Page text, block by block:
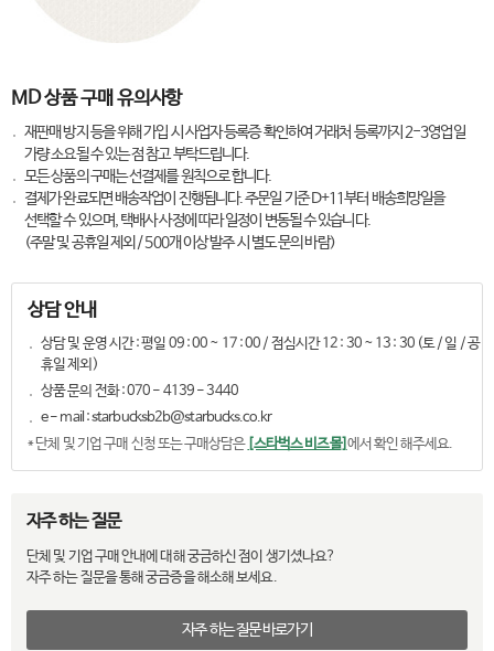
MD 상품 구매 유의사항
재판매 방지 등을 위해 가입 시 사업자 등록증 확인하여 거래처 등록까지 2-3영업일
가량 소요될 수 있는 점 참고 부탁드립니다.
모든 상품의 구매는 선결제를 원칙으로 합니다.
결제가 완료되면 배송작업이 진행됩니다. 주문일 기준 D+11부터 배송희망일을
선택할 수 있으며, 택배사 사정에 따라 일정이 변동될 수 있습니다.
(주말 및 공휴일 제외 / 500개 이상 발주 시 별도 문의 바람)
상담 안내
상담 및 운영 시간 : 평일 09 : 00 ~ 17 : 00 / 점심시간 12 : 30 ~ 13 : 30 (토 / 일 / 공
휴일 제외)
상품 문의 전화 : 070 - 4139 - 3440
e - mail : starbucksb2b@starbucks.co.kr
* 단체 및 기업 구매 신청 또는 구매상담은 [스타벅스 비즈몰] 에서 확인 해주세요.
자주 하는 질문
단체 및 기업 구매 안내에 대해 궁금하신 점이 생기셨나요?
자주 하는 질문을 통해 궁금증을 해소해 보세요.
자주 하는 질문 바로가기